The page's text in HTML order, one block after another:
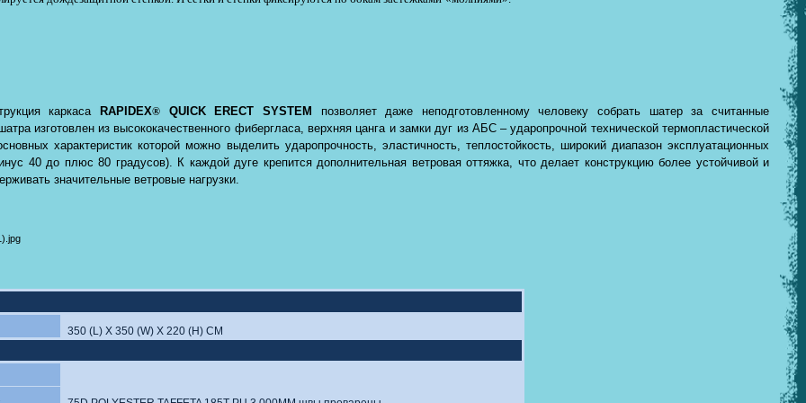
каркаса RAPIDEX® QUICK ERECT SYSTEM
позволяет даже неподготовленному человеку собрать шатер за считанные
изготовлен из высококачественного фибергласа, верхняя цанга и замки дуг из АБС – ударопрочной технической термопластической
характеристик которой можно выделить ударопрочность, эластичность, теплостойкость, широкий диапазон эксплуатационных
40 до плюс 80 градусов). К каждой дуге крепится дополнительная ветровая оттяжка, что делает конструкцию более устойчивой и
значительные ветровые нагрузки.
350 (L) X 350 (W) X 220 (H) CM